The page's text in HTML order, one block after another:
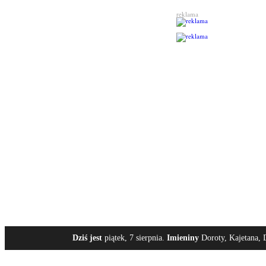
reklama
Dziś jest piątek, 7 sierpnia. Imieniny Doroty, Kajetana,